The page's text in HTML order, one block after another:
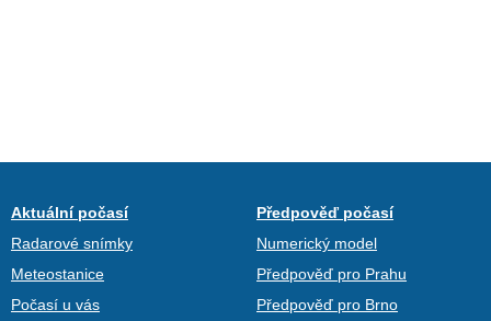
Aktuální počasí
Radarové snímky
Meteostanice
Počasí u vás
Předpověď počasí
Numerický model
Předpověď pro Prahu
Předpověď pro Brno